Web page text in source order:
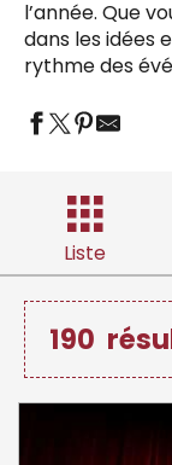
l’année. Que
dans les idées
rythme des
Liste
190